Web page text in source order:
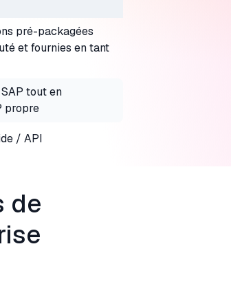
pré-packagées
et fournies en tant
tout en
propre
/ API
de